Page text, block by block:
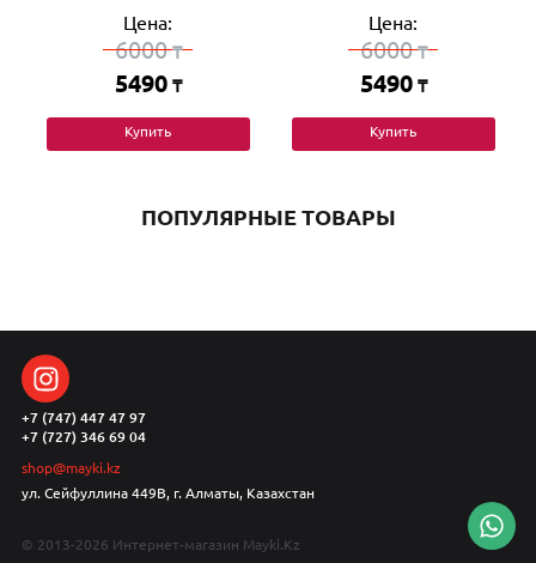
Цена:
6000₸
5490 ₸
Купить
Цена:
6000₸
5490 ₸
Купить
ПОПУЛЯРНЫЕ ТОВАРЫ
+7 (747) 447 47 97
+7 (727) 346 69 04
shop@mayki.kz
ул. Сейфуллина 449В, г. Алматы, Казахстан
© 2013-2026 Интернет-магазин Mayki.Kz